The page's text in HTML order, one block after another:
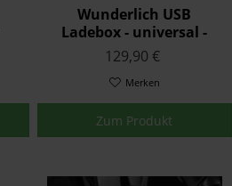
Wunderlich USB
Ladebox - universal -
schwarz
129,90 €
Merken
Zum Produkt